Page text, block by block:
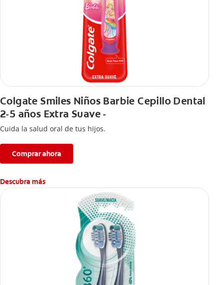
Colgate Smiles Niños Barbie Cepillo Dental
2-5 años Extra Suave -
Cuida la salud oral de tus hijos.
Comprar ahora
Descubra más